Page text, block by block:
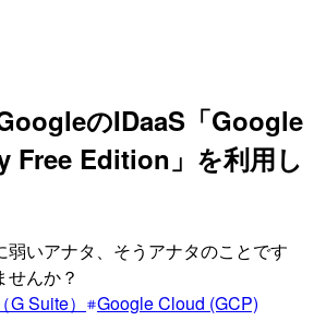
のIDaaS「Google
Free Edition」を利用し
弱いアナタ、そうアナタのことです
せんか？
Suite）
Google Cloud (GCP)